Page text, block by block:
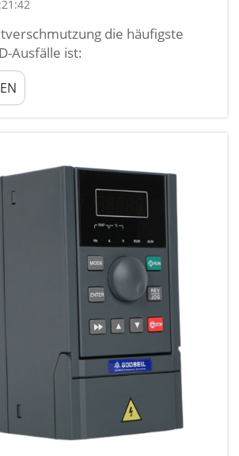
die häufigste
Ausfälle ist:
– insbesondere
und Feuchtigkeit – ist die
für Ausfälle von